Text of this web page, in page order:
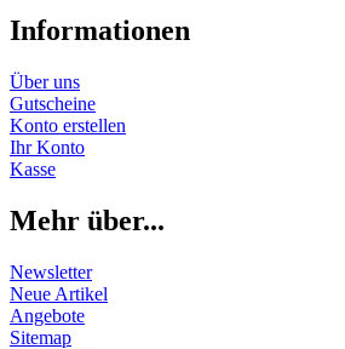
Informationen
Über uns
Gutscheine
Konto erstellen
Ihr Konto
Kasse
Mehr über...
Newsletter
Neue Artikel
Angebote
Sitemap